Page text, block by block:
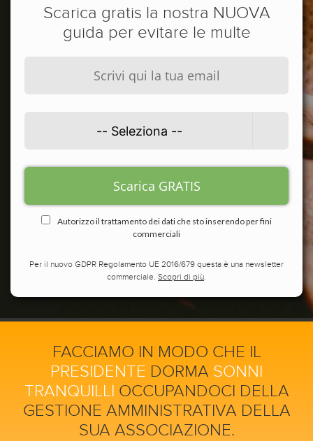
Scarica gratis la nostra NUOVA
guida per evitare le multe
Autorizzo il trattamento dei dati che sto inserendo per fini
commerciali
Per il nuovo GDPR Regolamento UE 2016/679 questa è una newsletter
commerciale. Scopri di più.
FACCIAMO IN MODO CHE IL
PRESIDENTE DORMA SONNI
TRANQUILLI OCCUPANDOCI DELLA
GESTIONE AMMINISTRATIVA DELLA
SUA ASSOCIAZIONE.